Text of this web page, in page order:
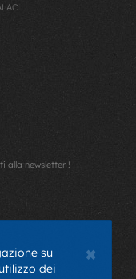
alla newsletter !
×
su
dei